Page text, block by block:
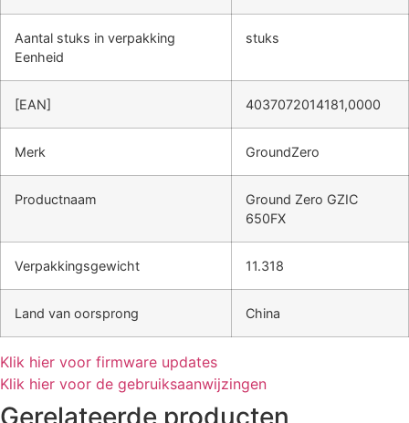
Aantal stuks in verpakking
Eenheid
stuks
[EAN] 4037072014181,0000
Merk GroundZero
Productnaam
Ground Zero GZIC
650FX
Verpakkingsgewicht 11.318
Land van oorsprong China
Klik hier voor firmware updates
Klik hier voor de gebruiksaanwijzingen
Gerelateerde producten